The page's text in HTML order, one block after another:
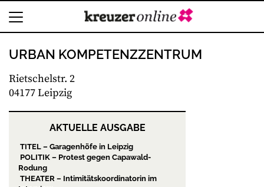
URBAN KOMPETENZZENTRUM
Rietschelstr. 2
04177 Leipzig
AKTUELLE AUSGABE
TITEL – Garagenhöfe in Leipzig
POLITIK – Protest gegen Capawald-
Rodung
THEATER – Intimitätskoordinatorin im